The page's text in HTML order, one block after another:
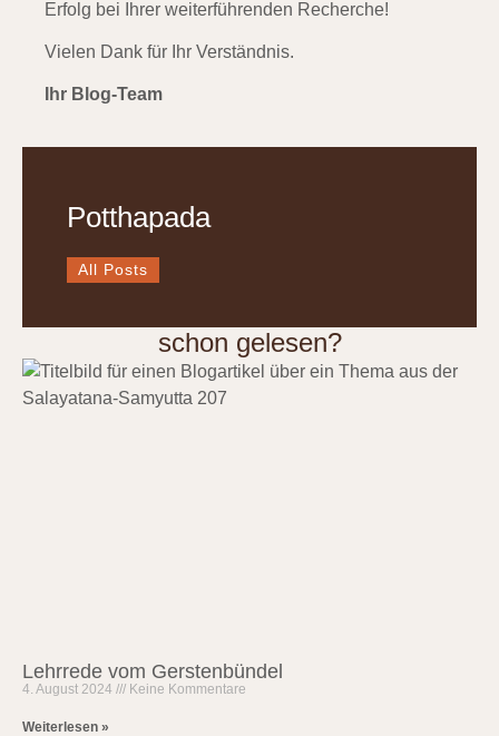
Erfolg bei Ihrer weiterführenden Recherche!
Vielen Dank für Ihr Verständnis.
Ihr Blog-Team
Potthapada
All Posts
schon gelesen?
Lehrrede vom Gerstenbündel
4. August 2024 Keine Kommentare
Weiterlesen »